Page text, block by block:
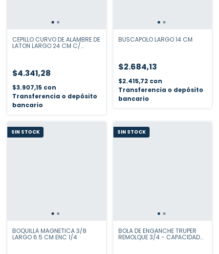
CEPILLO CURVO DE ALAMBRE DE
LATON LARGO 24 CM C/
$4.341,28
$3.907,15 con
Transferencia o depósito
bancario
BUSCAPOLO LARGO 14 CM
$2.684,13
$2.415,72 con
Transferencia o depósito
bancario
SIN STOCK
BOQUILLA MAGNETICA 3/8
LARGO 6.5 CM ENC 1/4
SIN STOCK
BOLA DE ENGANCHE TRUPER
REMOLQUE 3/4 - CAPACIDAD